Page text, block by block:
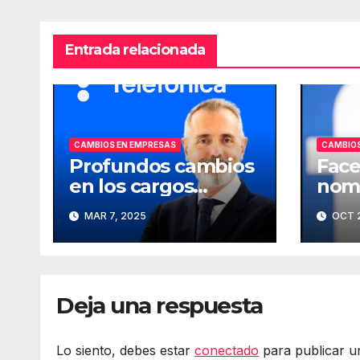
Entrada relacionada
CAMBIOS EN EMPRESAS
Profundos cambios
en los cargos
directivos de
Telefónica
MAR 7, 2025 OCT
Deja una respuesta
Lo siento, debes estar conectado para publicar